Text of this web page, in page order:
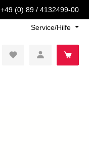
+49 (0) 89 / 4132499-00
Service/Hilfe